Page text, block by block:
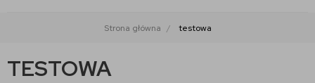
Strona główna testowa
TESTOWA